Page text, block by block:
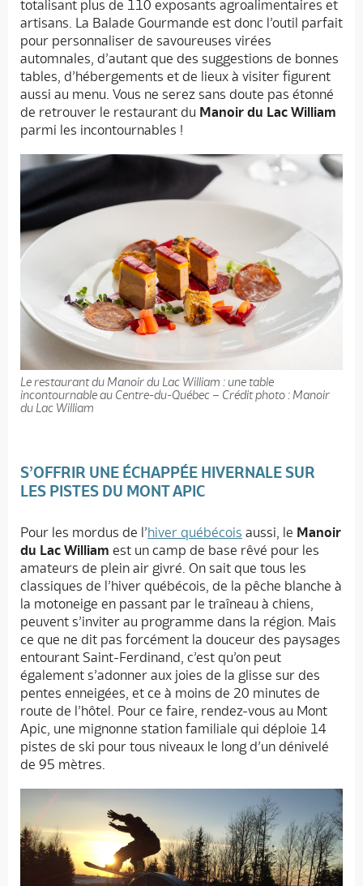
totalisant plus de 110 exposants agroalimentaires et
artisans. La Balade Gourmande est donc l’outil parfait
pour personnaliser de savoureuses virées
automnales, d’autant que des suggestions de bonnes
tables, d’hébergements et de lieux à visiter figurent
aussi au menu. Vous ne serez sans doute pas étonné
de retrouver le restaurant du Manoir du Lac William
parmi les incontournables !
Le restaurant du Manoir du Lac William : une table
incontournable au Centre-du-Québec – Crédit photo : Manoir
du Lac William
S’OFFRIR UNE ÉCHAPPÉE HIVERNALE SUR
LES PISTES DU MONT APIC
Pour les mordus de l’hiver québécois aussi, le Manoir
du Lac William est un camp de base rêvé pour les
amateurs de plein air givré. On sait que tous les
classiques de l’hiver québécois, de la pêche blanche à
la motoneige en passant par le traîneau à chiens,
peuvent s’inviter au programme dans la région. Mais
ce que ne dit pas forcément la douceur des paysages
entourant Saint-Ferdinand, c’est qu’on peut
également s’adonner aux joies de la glisse sur des
pentes enneigées, et ce à moins de 20 minutes de
route de l’hôtel. Pour ce faire, rendez-vous au Mont
Apic, une mignonne station familiale qui déploie 14
pistes de ski pour tous niveaux le long d’un dénivelé
de 95 mètres.